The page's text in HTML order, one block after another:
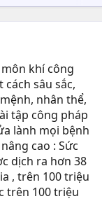
môn khí công
sâu sắc,
nhân thể,
tập công pháp
lành mọi bệnh
cao : Sức
dịch ra hơn 38
, trên 100 triệu
trên 100 triệu